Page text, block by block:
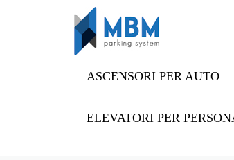
ASCENSORI PER AUTO
ELEVATORI PER